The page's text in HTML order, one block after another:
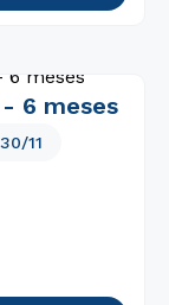
6 meses
30/11